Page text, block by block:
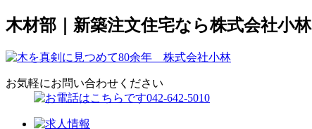
木材部｜新築注文住宅なら株式会社小林
お気軽にお問い合わせください